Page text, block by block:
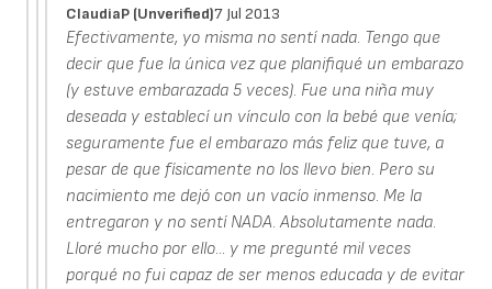
ClaudiaP (unverified)7 Jul 2013
Efectivamente, yo misma no sentí nada. Tengo que
decir que fue la única vez que planifiqué un embarazo
(y estuve embarazada 5 veces). Fue una niña muy
deseada y establecí un vínculo con la bebé que venía;
seguramente fue el embarazo más feliz que tuve, a
pesar de que físicamente no los llevo bien. Pero su
nacimiento me dejó con un vacío inmenso. Me la
entregaron y no sentí NADA. Absolutamente nada.
Lloré mucho por ello... y me pregunté mil veces
porqué no fui capaz de ser menos educada y de evitar